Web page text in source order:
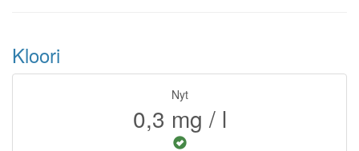
Kloori
Nyt
0,3 mg / l